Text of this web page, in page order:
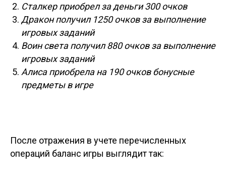
Сталкер приобрел за деньги 300 очков
Дракон получил 1250 очков за выполнение
игровых заданий
Воин света получил 880 очков за выполнение
игровых заданий
Алиса приобрела на 190 очков бонусные
предметы в игре
После отражения в учете перечисленных
операций баланс игры выглядит так: